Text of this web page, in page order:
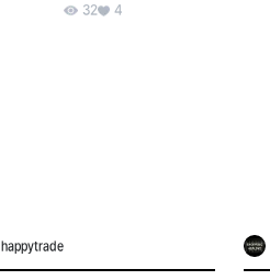
32
4
happytrade